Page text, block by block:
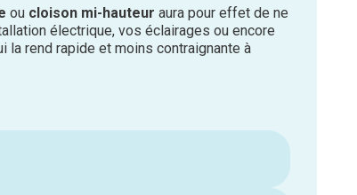
ou cloison mi-hauteur aura pour effet de ne
électrique, vos éclairages ou encore
la rend rapide et moins contraignante à